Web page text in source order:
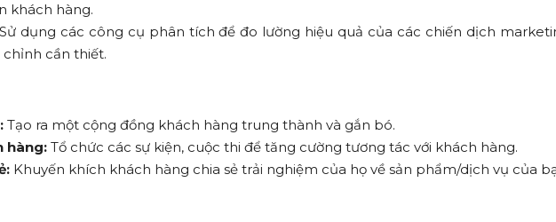
khách hàng.
dụng các công cụ phân tích để đo lường hiệu quả của các chiến dịch
cần thiết.
Tạo ra một cộng đồng khách hàng trung thành và gắn bó.
hàng: Tổ chức các sự kiện, cuộc thi để tăng cường tương tác với khách hàng.
Khuyến khích khách hàng chia sẻ trải nghiệm của họ về sản phẩm/dịch vụ của